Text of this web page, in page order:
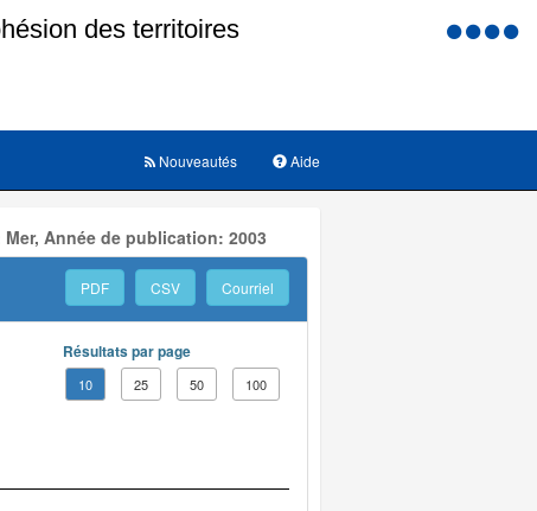
Menu
Aide
Nouveautés
Année de publication: 2003
PDF CSV Courriel
Résultats par page
10 25 50 100